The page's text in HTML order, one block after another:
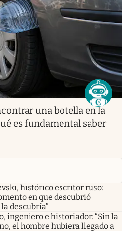
una botella en la
es fundamental saber
histórico escritor ruso:
en que descubrió
descubría”
ingeniero e historiador: “Sin la
el hombre hubiera llegado a